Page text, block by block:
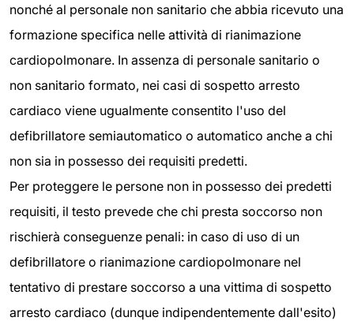
nonché al personale non sanitario che abbia ricevuto una
formazione specifica nelle attività di rianimazione
cardiopolmonare. In assenza di personale sanitario o
non sanitario formato, nei casi di sospetto arresto
cardiaco viene ugualmente consentito l'uso del
defibrillatore semiautomatico o automatico anche a chi
non sia in possesso dei requisiti predetti.
Per proteggere le persone non in possesso dei predetti
requisiti, il testo prevede che chi presta soccorso non
rischierà conseguenze penali: in caso di uso di un
defibrillatore o rianimazione cardiopolmonare nel
tentativo di prestare soccorso a una vittima di sospetto
arresto cardiaco (dunque indipendentemente dall'esito)